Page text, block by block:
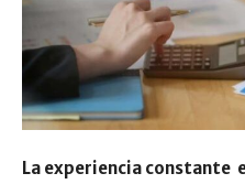
La experiencia constante